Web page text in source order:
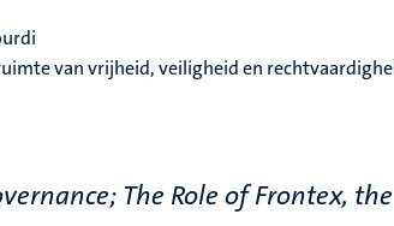
van vrijheid, veiligheid en
The Role of Frontex, the